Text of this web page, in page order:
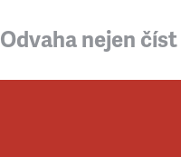
Odvaha nejen číst